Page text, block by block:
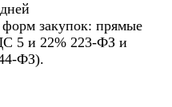
закупок: прямые
5 и 22% 223-ФЗ и
ФЗ).